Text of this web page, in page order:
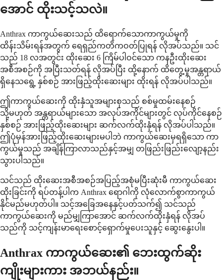
အောင် ထိုးသင့်သလဲ။
Anthrax ကာကွယ်ဆေးသည် ထိရောက်သောကာကွယ်မှုကို
ထိန်းသိမ်းရန်အတွက် ရေရှည်ကတိကဝတ်ပြုရန် လိုအပ်သည်။ သင်
သည် 18 လအတွင်း ထိုးဆေး 6 ကြိမ်ပါဝင်သော ကနဦးထိုးဆေး
အစီအစဉ်ကို အပြီးသတ်ရန် လိုအပ်ပြီး ထို့နောက် ထိတွေ့မှုအန္တရာယ်
ရှိနေသရွေ့ နှစ်စဉ် အားဖြည့်ထိုးဆေးများ ထိုးရန် လိုအပ်ပါသည်။
ဤကာကွယ်ဆေးကို ထိုးနှံသူအများစုသည် စစ်မှုထမ်းနေစဉ်
သို့မဟုတ် အန္တရာယ်များသော အလုပ်အကိုင်များတွင် လုပ်ကိုင်နေစဉ်
နှစ်စဉ် အားဖြည့်ထိုးဆေးများ ဆက်လက်ထိုးနှံရန် လိုအပ်ပါသည်။
ဤပုံမှန်အားဖြည့်ထိုးဆေးများမပါဘဲ ကာကွယ်ဆေးမှရရှိသော ကာ
ကွယ်မှုသည် အချိန်ကြာလာသည်နှင့်အမျှ တဖြည်းဖြည်းလျော့နည်း
သွားပါသည်။
သင်သည် ထိုးဆေးအစီအစဉ်အပြည့်အစုံမပြီးဆုံးမီ ကာကွယ်ဆေး
ထိုးခြင်းကို ရပ်တန့်ပါက Anthrax ရောဂါကို လုံလောက်စွာကာကွယ်
နိုင်မည်မဟုတ်ပါ။ သင့်အခြေအနေနှင့်ပတ်သက်၍ သင်သည်
ကာကွယ်ဆေးကို မည်မျှကြာအောင် ဆက်လက်ထိုးနှံရန် လိုအပ်
သည်ကို သင့်ကျန်းမာရေးစောင့်ရှောက်မှုပေးသူနှင့် ဆွေးနွေးပါ။
Anthrax ကာကွယ်ဆေး၏ ဘေးထွက်ဆိုး
ကျိုးများကား အဘယ်နည်း။